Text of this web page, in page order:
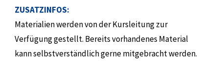
ZUSATZINFOS:
Materialien werden von der Kursleitung zur
Verfügung gestellt. Bereits vorhandenes Material
kann selbstverständlich gerne mitgebracht werden.